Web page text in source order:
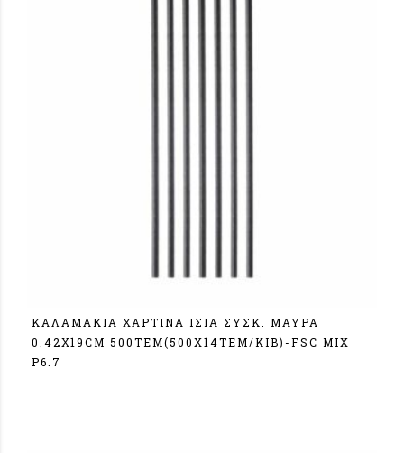
ΚΑΛΑΜΑΚΙΑ ΧΑΡΤΙΝΑ ΙΣΙΑ ΣΥΣΚ. ΜΑΥΡΑ
0.42Χ19CM 500TEM(500X14TEM/KIB)-FSC MIX
P6.7